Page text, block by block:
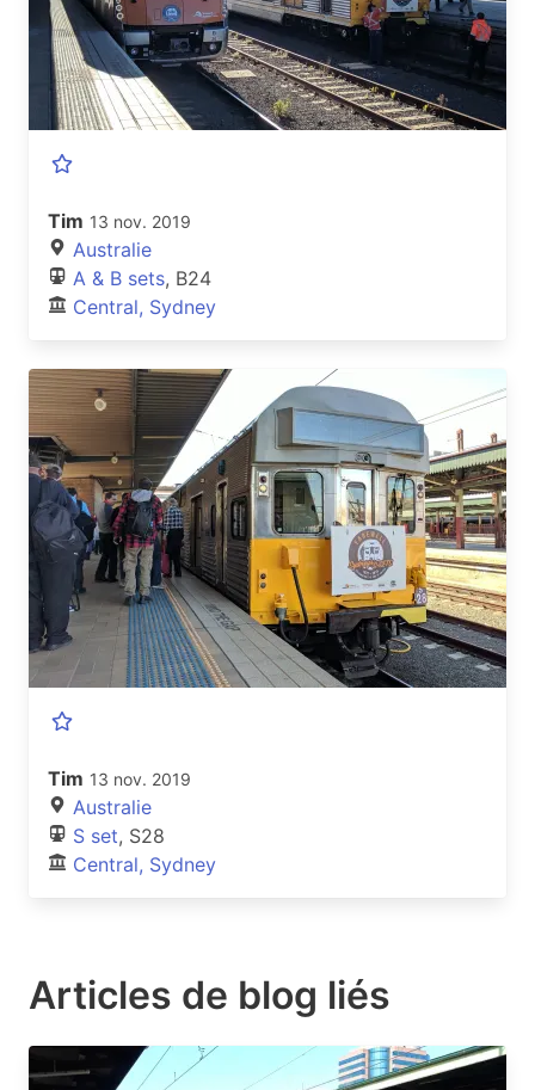
Tim 13 nov. 2019
Australie
A & B sets, B24
Central, Sydney
Tim 13 nov. 2019
Australie
S set, S28
Central, Sydney
Articles de blog liés